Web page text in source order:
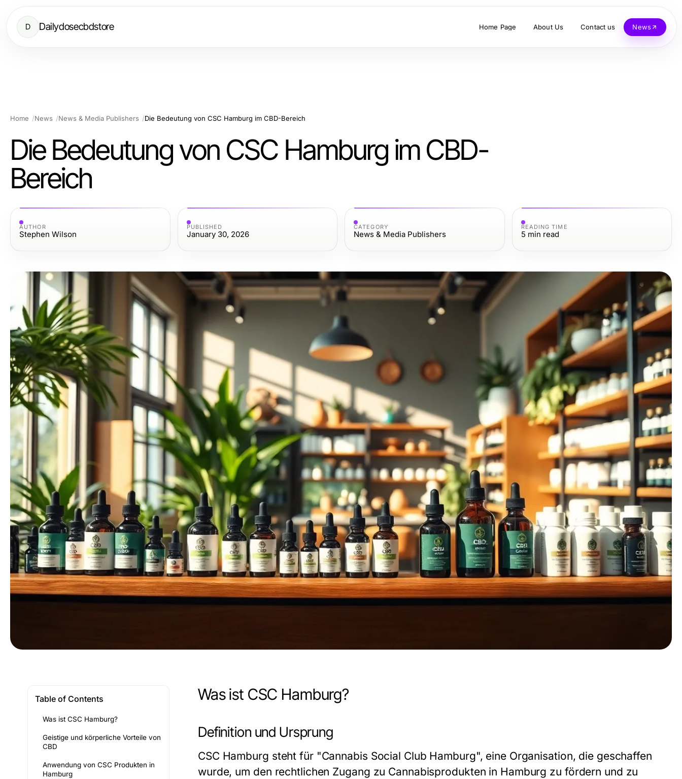
D Dailydosecbdstore Home Page About Us Contact us News
Home News News & Media Publishers Die Bedeutung von CSC Hamburg im CBD-Bereich
Die Bedeutung von CSC Hamburg im CBD-
Bereich
AUTHOR
Stephen Wilson
PUBLISHED
January 30, 2026
CATEGORY
News & Media Publishers
READING TIME
5 min read
Table of Contents
Was ist CSC Hamburg?
Geistige und körperliche Vorteile von
CBD
Anwendung von CSC Produkten in
Hamburg
Was ist CSC Hamburg?
Definition und Ursprung
CSC Hamburg steht für "Cannabis Social Club Hamburg", eine Organisation, die geschaffen
wurde, um den rechtlichen Zugang zu Cannabisprodukten in Hamburg zu fördern und zu